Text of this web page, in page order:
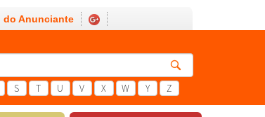
do Anunciante
S T U V X W Y Z